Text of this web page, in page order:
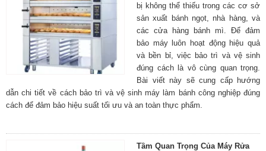
bị không thể thiếu trong các cơ sở
sản xuất bánh ngọt, nhà hàng, và
các cửa hàng bánh mì. Để đảm
bảo máy luôn hoạt động hiệu quả
và bền bỉ, việc bảo trì và vệ sinh
đúng cách là vô cùng quan trọng.
Bài viết này sẽ cung cấp hướng
dẫn chi tiết về cách bảo trì và vệ sinh máy làm bánh công nghiệp đúng
cách để đảm bảo hiệu suất tối ưu và an toàn thực phẩm.
Tầm Quan Trọng Của Máy Rửa